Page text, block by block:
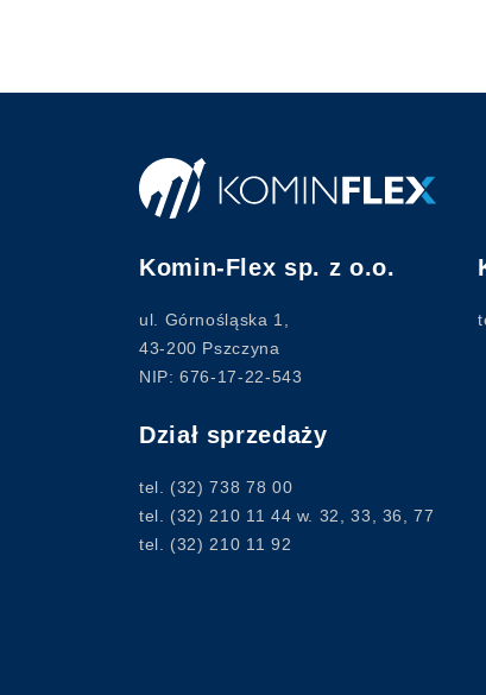
Komin-Flex sp. z o.o.
ul. Górnośląska 1,
43-200 Pszczyna
NIP: 676-17-22-543
Dział sprzedaży
tel. (32) 738 78 00
tel. (32) 210 11 44 w. 32, 33, 36, 77
tel. (32) 210 11 92